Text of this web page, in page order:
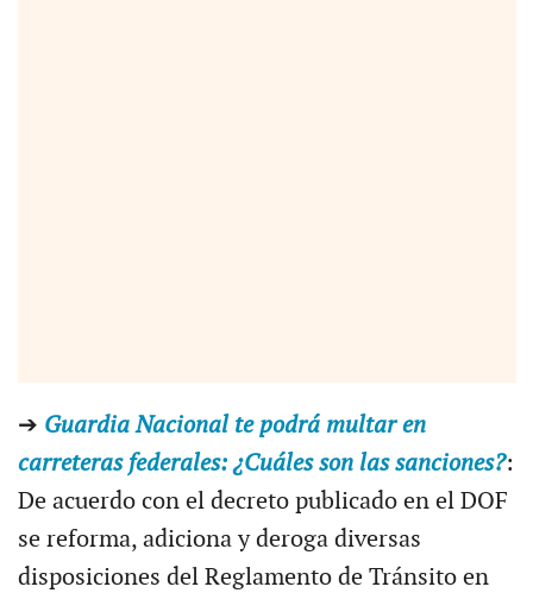
➔ Guardia Nacional te podrá multar en
carreteras federales: ¿Cuáles son las sanciones?:
De acuerdo con el decreto publicado en el DOF
se reforma, adiciona y deroga diversas
disposiciones del Reglamento de Tránsito en